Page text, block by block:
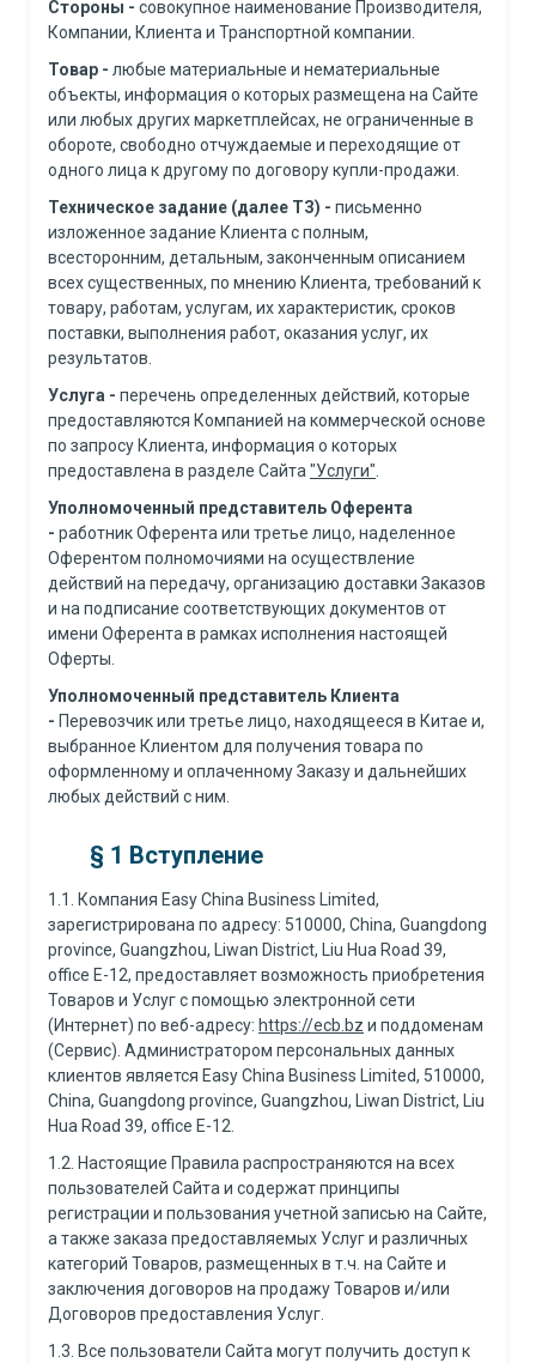
Стороны - совокупное наименование Производителя,
Компании, Клиента и Транспортной компании.
Товар - любые материальные и нематериальные
объекты, информация о которых размещена на Сайте
или любых других маркетплейсах, не ограниченные в
обороте, свободно отчуждаемые и переходящие от
одного лица к другому по договору купли-продажи.
Техническое задание (далее ТЗ) - письменно
изложенное задание Клиента с полным,
всесторонним, детальным, законченным описанием
всех существенных, по мнению Клиента, требований к
товару, работам, услугам, их характеристик, сроков
поставки, выполнения работ, оказания услуг, их
результатов.
Услуга - перечень определенных действий, которые
предоставляются Компанией на коммерческой основе
по запросу Клиента, информация о которых
предоставлена в разделе Сайта"Услуги".
Уполномоченный представитель Оферента
- работник Оферента или третье лицо, наделенное
Оферентом полномочиями на осуществление
действий на передачу, организацию доставки Заказов
и на подписание соответствующих документов от
имени Оферента в рамках исполнения настоящей
Оферты.
Уполномоченный представитель Клиента
- Перевозчик или третье лицо, находящееся в Китае и,
выбранное Клиентом для получения товара по
оформленному и оплаченному Заказу и дальнейших
любых действий с ним.
§ 1 Вступление
1.1. Компания Easy China Business Limited,
зарегистрирована по адресу: 510000, China, Guangdong
province, Guangzhou, Liwan District, Liu Hua Road 39,
office E-12, предоставляет возможность приобретения
Товаров и Услуг с помощью электронной сети
(Интернет) по веб-адресу: https://ecb.bz и поддоменам
(Сервис). Администратором персональных данных
клиентов является Easy China Business Limited, 510000,
China, Guangdong province, Guangzhou, Liwan District, Liu
Hua Road 39, office E-12.
1.2. Настоящие Правила распространяются на всех
пользователей Сайта и содержат принципы
регистрации и пользования учетной записью на Сайте,
а также заказа предоставляемых Услуг и различных
категорий Товаров, размещенных в т.ч. на Сайте и
заключения договоров на продажу Товаров и/или
Договоров предоставления Услуг.
1.3. Все пользователи Сайта могут получить доступ к